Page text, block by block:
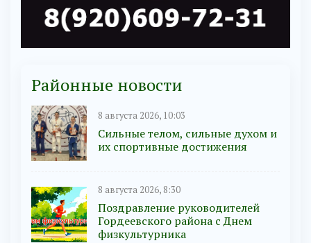
Районные новости
8 августа 2026, 10:03
Сильные телом, сильные духом и
их спортивные достижения
8 августа 2026, 8:30
Поздравление руководителей
Гордеевского района с Днем
физкультурника